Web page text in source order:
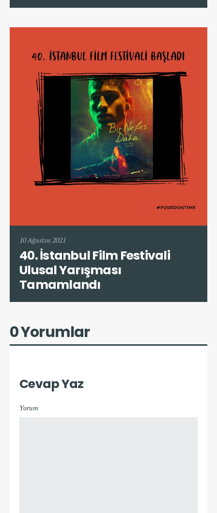
10 Ağustos 2021
40. İstanbul Film Festivali
Ulusal Yarışması
Tamamlandı
0 Yorumlar
Cevap Yaz
Yorum